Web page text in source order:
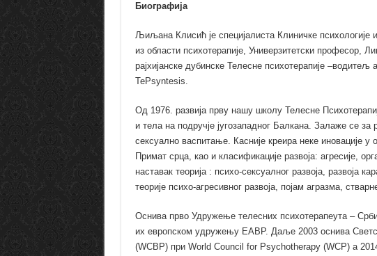
Биографија
Љиљана Клисић је специјалиста Клиничке психологије
из области психотерапије, Универзитетски професор,
рајхијанске дубинске Телесне психотерапије
TePsyntesis.
Од 1976. развија прву нашу школу Телесне
и тела на подручје југозападног Балкана. Залаже се
сексуално васпитање. Касније креира неке иновације у
Примат срца, као и класификације развоја: агресије,
наставак теорија : психо-сексуалног развоја, развоја
теорије психо-агресивног развоја, појам агразма,
Оснива прво Удружење телесних психотерапеута –
их европском удружењу EABP. Даље 2003 оснива
(WCBP) при World Council for Psychotherapy (WCP) а